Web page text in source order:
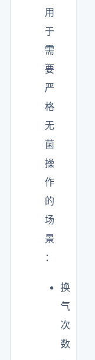
用
于
需
要
严
格
无
菌
操
作
的
场
景
：
换
气
次
数